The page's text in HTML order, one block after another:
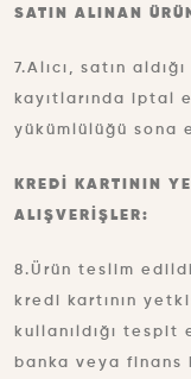
SATIN ALINAN
7.Alıcı, satın
kayıtlarında iptal
yükümlülüğü sona
KREDİ KARTININ
ALIŞVERİŞLER:
8.Ürün teslim
kredi kartının
kullanıldığı
banka veya finans